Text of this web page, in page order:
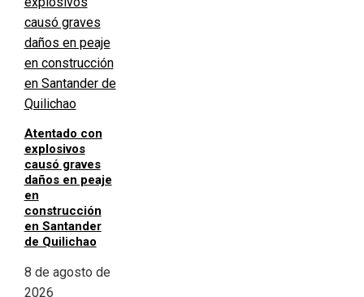
Atentado con
explosivos
causó graves
daños en peaje
en
construcción
en Santander
de Quilichao
8 de agosto de
2026